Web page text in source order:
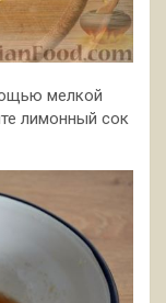
мелкой
лимонный сок